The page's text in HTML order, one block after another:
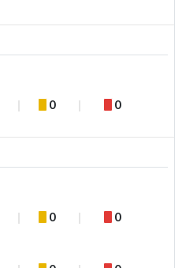
0 0
0 0